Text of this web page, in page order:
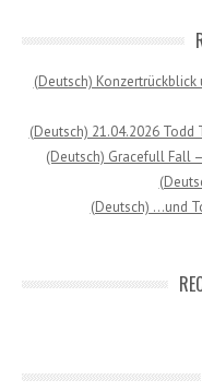
(Deutsch)
(Deutsch) 21.04.2026 Todd
(Deutsch) Gracefull Fall
(Deutsch) …und